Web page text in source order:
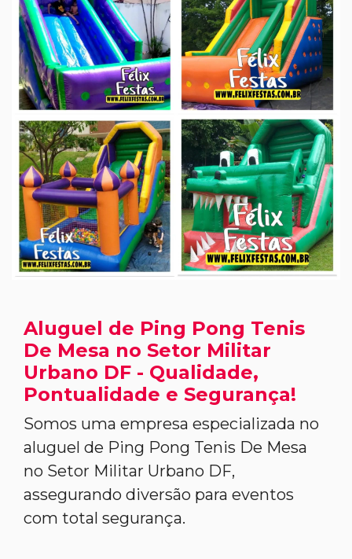
Aluguel de Ping Pong Tenis
De Mesa no Setor Militar
Urbano DF - Qualidade,
Pontualidade e Segurança!
Somos uma empresa especializada no
aluguel de Ping Pong Tenis De Mesa
no Setor Militar Urbano DF,
assegurando diversão para eventos
com total segurança.